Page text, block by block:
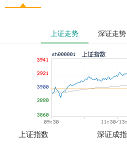
上证走势 深证走势
上证指数
深证成指